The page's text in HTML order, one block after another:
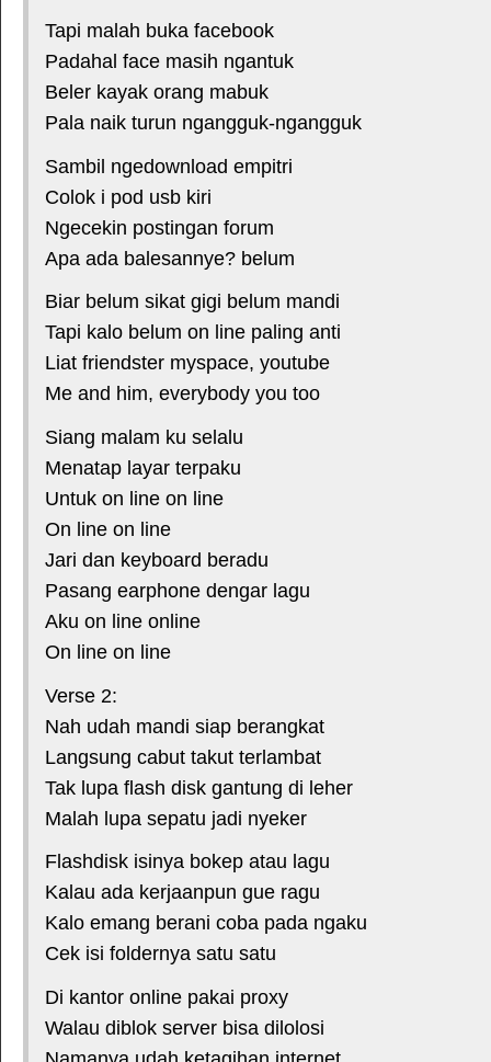
Tapi malah buka facebook
Padahal face masih ngantuk
Beler kayak orang mabuk
Pala naik turun ngangguk-ngangguk
Sambil ngedownload empitri
Colok i pod usb kiri
Ngecekin postingan forum
Apa ada balesannye? belum
Biar belum sikat gigi belum mandi
Tapi kalo belum on line paling anti
Liat friendster myspace, youtube
Me and him, everybody you too
Siang malam ku selalu
Menatap layar terpaku
Untuk on line on line
On line on line
Jari dan keyboard beradu
Pasang earphone dengar lagu
Aku on line online
On line on line
Verse 2:
Nah udah mandi siap berangkat
Langsung cabut takut terlambat
Tak lupa flash disk gantung di leher
Malah lupa sepatu jadi nyeker
Flashdisk isinya bokep atau lagu
Kalau ada kerjaanpun gue ragu
Kalo emang berani coba pada ngaku
Cek isi foldernya satu satu
Di kantor online pakai proxy
Walau diblok server bisa dilolosi